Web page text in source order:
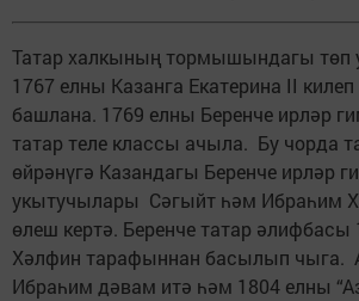
Татар халкының тормышындагы төп
1767 елны Казанга Екатерина II
башлана. 1769 елны Беренче ирләр
татар теле классы ачыла. Бу чорда
өйрәнүгә Казандагы Беренче ирләр
укытучылары Сәгыйт һәм Ибраһим
өлеш кертә. Беренче татар
Хәлфин тарафыннан басылып чыга.
Ибраһим дәвам итә һәм 1804 елны